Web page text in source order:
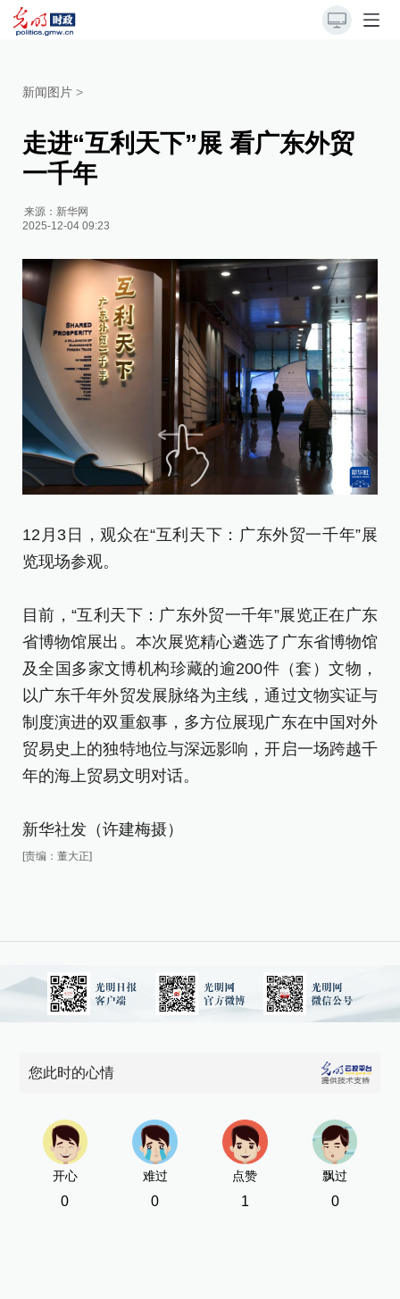
新闻图片 >
走进“互利天下”展 看广东外贸
一千年
来源： 新华网
2025-12-04 09:23
12月3日，观众在“互利天下：广东外贸一千年”展
览现场参观。
目前，“互利天下：广东外贸一千年”展览正在广东
省博物馆展出。本次展览精心遴选了广东省博物馆
及全国多家文博机构珍藏的逾200件（套）文物，
以广东千年外贸发展脉络为主线，通过文物实证与
制度演进的双重叙事，多方位展现广东在中国对外
贸易史上的独特地位与深远影响，开启一场跨越千
年的海上贸易文明对话。
新华社发（许建梅摄）
[责编：董大正]
您此时的心情
开心
0
难过
0
点赞
1
飘过
0